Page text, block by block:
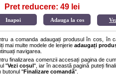
Pret reducere: 49 lei
a comanda adaugați produsul în cos, în
mai multe modele de lenjerieadaugați
navigarea.
finalizarea comenzii accesați pagina de
"Vezi coșul", iar în această pagină puteți
butonul "Finalizare comandă".